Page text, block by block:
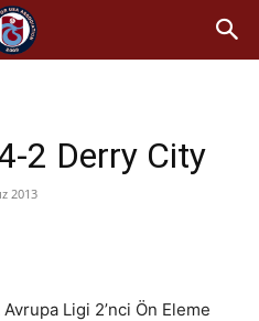
2 Derry City
2013
Avrupa Ligi 2’nci Ön Eleme